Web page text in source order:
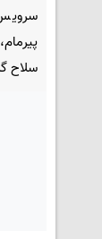
سرویس
سلاح